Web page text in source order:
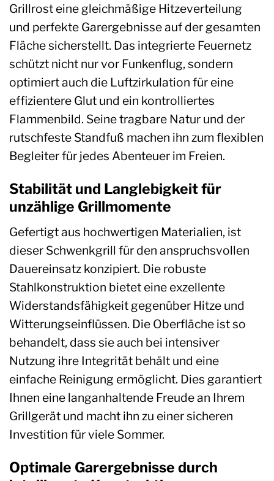
Grillrost eine gleichmäßige Hitzeverteilung
und perfekte Garergebnisse auf der gesamten
Fläche sicherstellt. Das integrierte Feuernetz
schützt nicht nur vor Funkenflug, sondern
optimiert auch die Luftzirkulation für eine
effizientere Glut und ein kontrolliertes
Flammenbild. Seine tragbare Natur und der
rutschfeste Standfuß machen ihn zum flexiblen
Begleiter für jedes Abenteuer im Freien.
Stabilität und Langlebigkeit für
unzählige Grillmomente
Gefertigt aus hochwertigen Materialien, ist
dieser Schwenkgrill für den anspruchsvollen
Dauereinsatz konzipiert. Die robuste
Stahlkonstruktion bietet eine exzellente
Widerstandsfähigkeit gegenüber Hitze und
Witterungseinflüssen. Die Oberfläche ist so
behandelt, dass sie auch bei intensiver
Nutzung ihre Integrität behält und eine
einfache Reinigung ermöglicht. Dies garantiert
Ihnen eine langanhaltende Freude an Ihrem
Grillgerät und macht ihn zu einer sicheren
Investition für viele Sommer.
Optimale Garergebnisse durch